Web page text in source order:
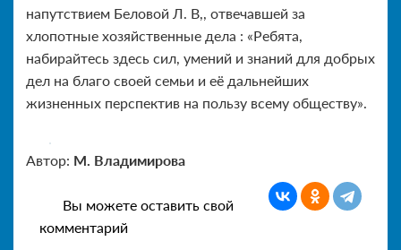
напутствием Беловой Л. В,, отвечавшей за
хлопотные хозяйственные дела : «Ребята,
набирайтесь здесь сил, умений и знаний для добрых
дел на благо своей семьи и её дальнейших
жизненных перспектив на пользу всему обществу».
Автор: М. Владимирова
Вы можете оставить свой
комментарий